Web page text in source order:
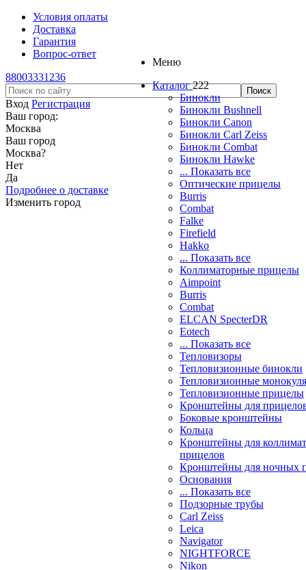
Условия оплаты
Доставка
Гарантия
Вопрос-ответ
88003331236
Вход Регистрация
Ваш город:
Москва
Ваш город
Москва?
Нет
Да
Подробнее о доставке
Изменить город
Меню
Каталог 222
Бинокли
Бинокли Bushnell
Бинокли Canon
Бинокли Carl Zeiss
Бинокли Combat
Бинокли Hawke
... Показать все
Оптические прицелы
Burris
Combat
Falke
Firefield
Hakko
... Показать все
Коллиматорные прицелы
Aimpoint
Burris
Combat
ELCAN SpecterDR
Eotech
... Показать все
Тепловизоры
Тепловизионные бинокли
Тепловизионные
Тепловизионные прицелы
Кронштейны для
Боковые кронштейны
Кольца
Кронштейны для
прицелов
Кронштейны для ночных
Основания
... Показать все
Подзорные трубы
Carl Zeiss
Leica
Navigator
NIGHTFORCE
Nikon